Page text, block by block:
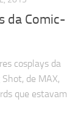
da Comic-
cosplays da
de MAX,
que estavam